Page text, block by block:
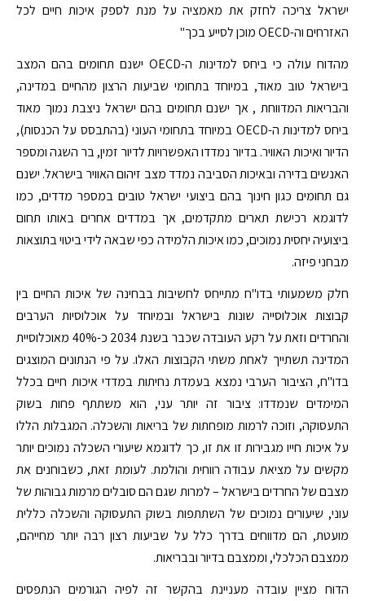
ישראל צריכה לחזק את מאמציה על מנת לספק איכות חיים לכל
האזרחים וה-OECD מוכן לסייע בכך"
מהדוח עולה כי ביחס למדינות ה-OECD ישנם תחומים בהם המצב
בישראל טוב מאוד, במיוחד בתחומי שביעות הרצון מהחיים במדינה,
והבריאות המדווחת , אך ישנם תחומים בהם ישראל ניצבת נמוך מאוד
ביחס למדינות ה-OECD במיוחד בתחומי העוני (בהתבסס על הכנסות),
הדיור ואיכות האוויר. בדיור נמדדו האפשרויות לדיור זמין, בר השגה ומספר
האנשים בדירה ובאיכות הסביבה נמדד מצב זיהום האוויר בישראל. ישנם
גם תחומים כגון חינוך בהם ביצועי ישראל טובים במספר מדדים, כמו
לדוגמא רכישת תארים מתקדמים, אך במדדים אחרים באותו תחום
ביצועיה יחסית נמוכים, כמו איכות הלמידה כפי שבאה לידי ביטוי בתוצאות
מבחני פיזה.
חלק משמעותי בדו"ח מתייחס לחשיבות בבחינה של איכות החיים בין
קבוצות אוכלוסייה שונות בישראל ובמיוחד על אוכלוסיות הערבים
והחרדים וזאת על רקע העובדה שכבר בשנת 2034 כ-40% מאוכלוסיית
המדינה תשתייך לאחת משתי הקבוצות האלו. על פי הנתונים המוצגים
בדו"ח, הציבור הערבי נמצא בעמדת נחיתות במדדי איכות חיים בכלל
המימדים שנמדדו: ציבור זה יותר עני, הוא משתתף פחות בשוק
התעסוקה, וזוכה לרמות מופחתות של בריאות והשכלה. המגבלות הללו
על איכות חייו מגבירות זו את זו, כך לדוגמא שיעורי השכלה נמוכים יותר
מקשים על מציאת עבודה רווחית והולמת. לעומת זאת, כשבוחנים את
מצבם של החרדים בישראל – למרות שגם הם סובלים מרמות גבוהות של
עוני, שיעורים נמוכים של השתתפות בשוק התעסוקה והשכלה כללית
מועטת, הם מדווחים בדרך כלל על שביעות רצון רבה יותר מחייהם,
ממצבם הכלכלי, וממצבם בדיור ובבריאות.
הדוח מציין עובדה מעניינת בהקשר זה לפיה הגורמים הנתפסים